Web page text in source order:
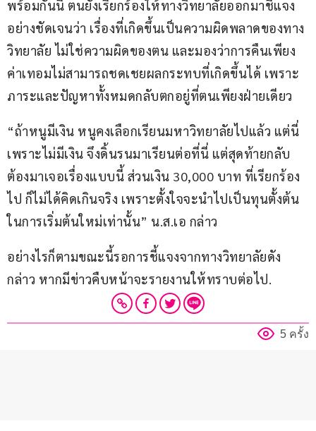
พร้อมกันนี้ ตนยังเรียกร้องให้ทางวิทยาลัยออกมาชี้แจง
อย่างชัดเจนว่า เรื่องที่เกิดขึ้นเป็นความผิดพลาดของทาง
วิทยาลัย ไม่ใช่ความผิดของตน และมองว่าการคืนเพียง
ค่าเทอมไม่สามารถชดเชยผลกระทบที่เกิดขึ้นได้ เพราะ
ภาระและปัญหาทั้งหมดกลับตกอยู่ที่ตนเพียงฝ่ายเดียว
“ถ้าหนูมีเงิน หนูคงเลือกเรียนมหาวิทยาลัยไปแล้ว แต่นี่
เพราะไม่มีเงิน จึงดิ้นรนมาเรียนต่อที่นี่ แต่สุดท้ายกลับ
ต้องมาเจอเรื่องแบบนี้ ส่วนเงิน 30,000 บาท ที่เรียกร้อง
ไป ก็ไม่ได้คิดเกินจริง เพราะตั้งใจจะนำไปเป็นทุนตั้งต้น
ในการเริ่มต้นใหม่เท่านั้น” น.ส.เอ กล่าว
อย่างไรก็ตามขณะนี้รอการชี้แจงจากทางวิทยาลัยดัง
กล่าว หากมีข่าวคืบหน้าจะรายงานให้ทราบต่อไป.
5 ครั้ง